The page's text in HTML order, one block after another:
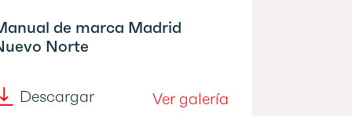
de marca Madrid
Norte
Descargar Ver galería